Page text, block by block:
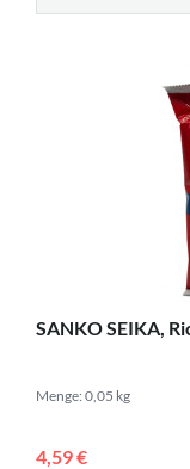
SANKO SEIKA,
Menge: 0,05 kg
4,59 €